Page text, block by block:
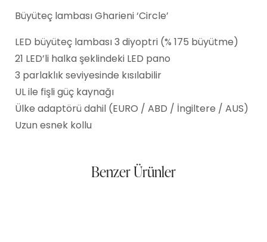
Büyüteç lambası Gharieni ‘Circle’
LED büyüteç lambası 3 diyoptri (% 175 büyütme)
21 LED’li halka şeklindeki LED pano
3 parlaklık seviyesinde kısılabilir
UL ile fişli güç kaynağı
Ülke adaptörü dahil (EURO / ABD / İngiltere / AUS)
Uzun esnek kollu
Benzer Ürünler